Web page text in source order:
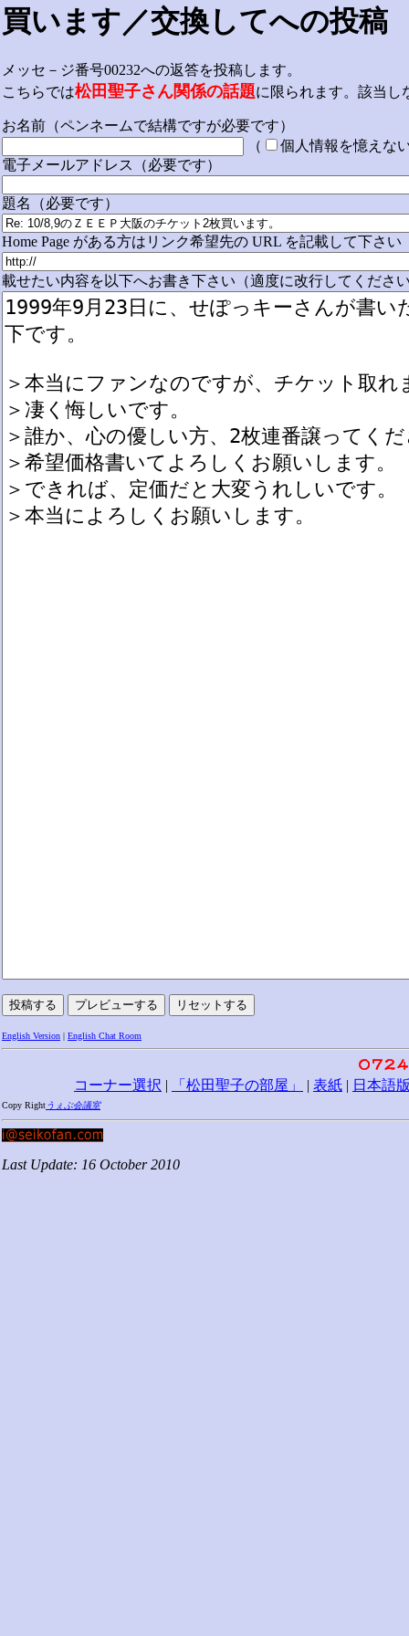
買います／交換してへの投稿
メッセ－ジ番号00232への返答を投稿します。
こちらでは松田聖子さん関係の話題に限られます。該当し
お名前（ペンネームで結構ですが必要です）
（
個人情報を憶えな
電子メールアドレス（必要です）
題名（必要です）
Home Page がある方はリンク希望先の URL を記載して下さい
載せたい内容を以下へお書き下さい（適度に改行してくださ
English Version English Chat Room
コーナー選択 | 「松田聖子の部屋」 | 表紙 | 日本語
Copy Right うぇぶ会議室
Last Update: 16 October 2010